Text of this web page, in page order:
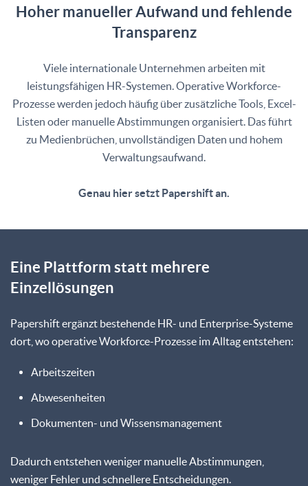
Hoher manueller Aufwand und fehlende
Transparenz
Viele internationale Unternehmen arbeiten mit
leistungsfähigen HR-Systemen. Operative Workforce-
Prozesse werden jedoch häufig über zusätzliche Tools, Excel-
Listen oder manuelle Abstimmungen organisiert. Das führt
zu Medienbrüchen, unvollständigen Daten und hohem
Verwaltungsaufwand.
Genau hier setzt Papershift an.
Eine Plattform statt mehrere
Einzellösungen
Papershift ergänzt bestehende HR- und Enterprise-Systeme
dort, wo operative Workforce-Prozesse im Alltag entstehen:
Arbeitszeiten
Abwesenheiten
Dokumenten- und Wissensmanagement
Dadurch entstehen weniger manuelle Abstimmungen,
weniger Fehler und schnellere Entscheidungen.